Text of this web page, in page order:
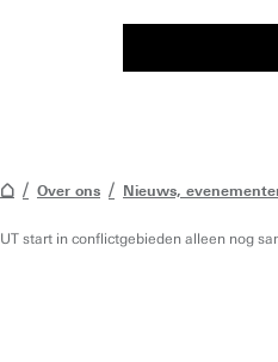
Over ons Nieuws,
UT start in conflictgebieden alleen nog